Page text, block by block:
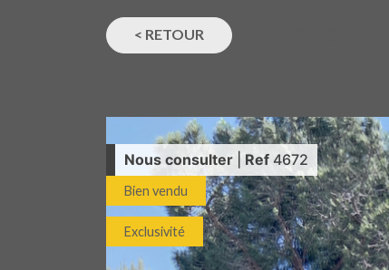
< RETOUR
Bien vendu
Exclusivité
Nous consulter Ref 4672